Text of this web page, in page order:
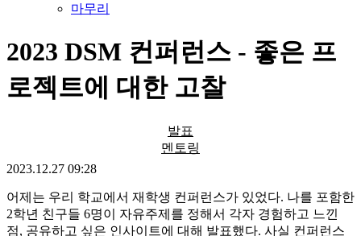
마무리
2023 DSM 컨퍼런스 - 좋은 프
로젝트에 대한 고찰
발표
멘토링
2023.12.27 09:28
어제는 우리 학교에서 재학생 컨퍼런스가 있었다. 나를 포함한
2학년 친구들 6명이 자유주제를 정해서 각자 경험하고 느낀
점, 공유하고 싶은 인사이트에 대해 발표했다. 사실 컨퍼런스